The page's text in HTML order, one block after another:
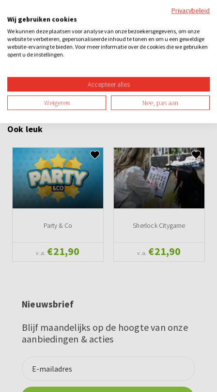
Prijsuitreiking met prijs voor het beste team
Categorieën
City games Losse activiteiten
Teamuitje Groepsuitje Vrijgezellenuitje Avond Overdag
Buiten Spel Teambuilding
Ook leuk
Party & Co
v.a. €21,90
Sherlock Citygame
v.a. €21,90
Nieuwsbrief
Blijf maandelijks op de hoogte van onze
aanbiedingen & acties
Privacybeleid
Wij gebruiken cookies
We kunnen deze plaatsen voor analyse van onze bezoekersgegevens, om onze
website te verbeteren, gepersonaliseerde inhoud te tonen en om u een geweldige
website-ervaring te bieden. Voor meer informatie over de cookies die we gebruiken
opent u de instellingen.
Accepteer alles
Weigeren Nee, pas aan